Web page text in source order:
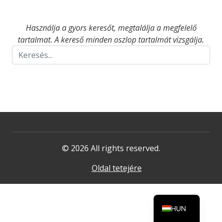
Használja a gyors keresőt, megtalálja a megfelelő
tartalmat. A kereső minden oszlop tartalmát vizsgálja.
© 2026 All rights reserved.
Oldal tetejére
HUN